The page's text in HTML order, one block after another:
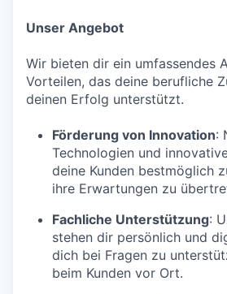
Unser Angebot
Wir bieten dir ein umfassendes
Vorteilen, das deine berufliche
deinen Erfolg unterstützt.
Förderung von Innovation:
Technologien und
deine Kunden bestmöglich
ihre Erwartungen zu
Fachliche Unterstützung:
stehen dir persönlich und
dich bei Fragen zu
beim Kunden vor Ort.